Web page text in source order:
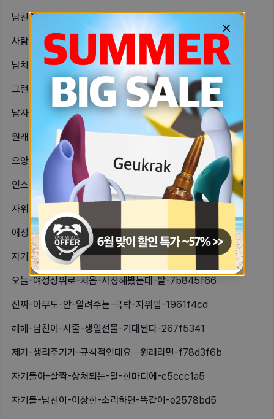
남친이-너무-야해서-짜증난다-못하면-df7470da
사람은-좋은데-바람핀걸-내가-알아-근-2f71dbad
남치니가-섹스를-많이-안해봐서-애무-680cf68
그런데-사람이-몸을-섞고-대화를-나누-e13ce568
남자친구가-피검사로-헤르페스-없다는-27a6a45f
원래-남자친구가-여친-엉덩이에-손넣는-a6abf837
으앙-짜증나-나도-광안리-좋아하는데-52781e8
인스타는-좋은-점만-기록하는-공간이라-f2835d40
자위하기-전에도-손-깨끗이-씻고-후에-16da1c43
애정결핍인데-어떡하지파트너-만들면-후-fff0c786
자기가-돈-마니버니까-결혼하구-만약-d07be6de
오늘-여성상위로-처음-사정해봤는데-발-7b845f66
진짜-아무도-안-알려주는-극락-자위법-1961f4cd
헤헤-남친이-사줄-생일선물-기대된다-267f5341
제가-생리주기가-규칙적인데요…원래라면-f78d3f6b
자기들아-살짝-상처되는-말-한마디에-c5ccc1a5
자기들-남친이-이상한-소리하면-똑같이-e2578bd5